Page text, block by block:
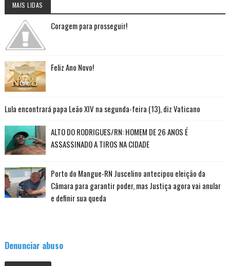
MAIS LIDAS
Coragem para prosseguir!
Feliz Ano Novo!
Lula encontrará papa Leão XIV na segunda-feira (13), diz Vaticano
ALTO DO RODRIGUES/RN: HOMEM DE 26 ANOS É
ASSASSINADO A TIROS NA CIDADE
Porto do Mangue-RN Juscelino antecipou eleição da
Câmara para garantir poder, mas Justiça agora vai anular
e definir sua queda
Denunciar abuso